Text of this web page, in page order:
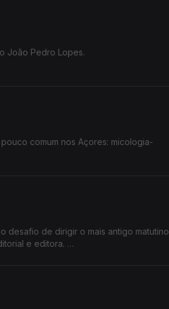
desta noite.
João Pedro Lopes.
Açores.
comum nos Açores: micologia-
desafio de dirigir o mais antigo matutino
e editora.